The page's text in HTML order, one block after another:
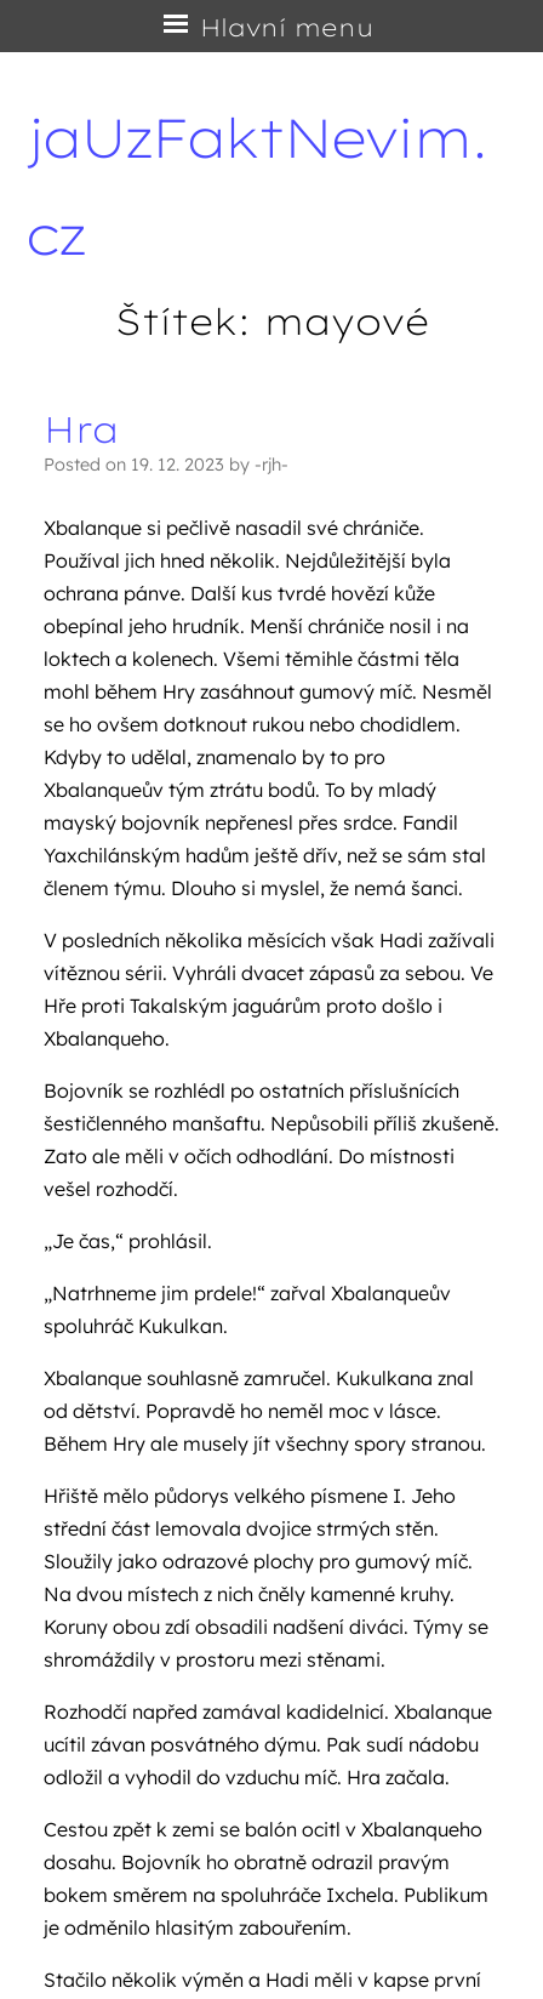
jaUzFaktNevim.
cz
Hlavní menu
na
Štítek: mayové
Navigace příspěvků
Hra
Posted on 19. 12. 2023 by -rjh-
Xbalanque si pečlivě nasadil své chrániče.
Používal jich hned několik. Nejdůležitější byla
ochrana pánve. Další kus tvrdé hovězí kůže
obepínal jeho hrudník. Menší chrániče nosil i na
loktech a kolenech. Všemi těmihle částmi těla
mohl během Hry zasáhnout gumový míč. Nesměl
se ho ovšem dotknout rukou nebo chodidlem.
Kdyby to udělal, znamenalo by to pro
Xbalanqueův tým ztrátu bodů. To by mladý
mayský bojovník nepřenesl přes srdce. Fandil
Yaxchilánským hadům ještě dřív, než se sám stal
členem týmu. Dlouho si myslel, že nemá šanci.
V posledních několika měsících však Hadi zažívali
vítěznou sérii. Vyhráli dvacet zápasů za sebou. Ve
Hře proti Takalským jaguárům proto došlo i
Xbalanqueho.
Bojovník se rozhlédl po ostatních příslušnících
šestičlenného manšaftu. Nepůsobili příliš zkušeně.
Zato ale měli v očích odhodlání. Do místnosti
vešel rozhodčí.
„Je čas,“ prohlásil.
„Natrhneme jim prdele!“ zařval Xbalanqueův
spoluhráč Kukulkan.
Xbalanque souhlasně zamručel. Kukulkana znal
od dětství. Popravdě ho neměl moc v lásce.
Během Hry ale musely jít všechny spory stranou.
Hřiště mělo půdorys velkého písmene I. Jeho
střední část lemovala dvojice strmých stěn.
Sloužily jako odrazové plochy pro gumový míč.
Na dvou místech z nich čněly kamenné kruhy.
Koruny obou zdí obsadili nadšení diváci. Týmy se
shromáždily v prostoru mezi stěnami.
Rozhodčí napřed zamával kadidelnicí. Xbalanque
ucítil závan posvátného dýmu. Pak sudí nádobu
odložil a vyhodil do vzduchu míč. Hra začala.
Cestou zpět k zemi se balón ocitl v Xbalanqueho
dosahu. Bojovník ho obratně odrazil pravým
bokem směrem na spoluhráče Ixchela. Publikum
je odměnilo hlasitým zabouřením.
Stačilo několik výměn a Hadi měli v kapse první